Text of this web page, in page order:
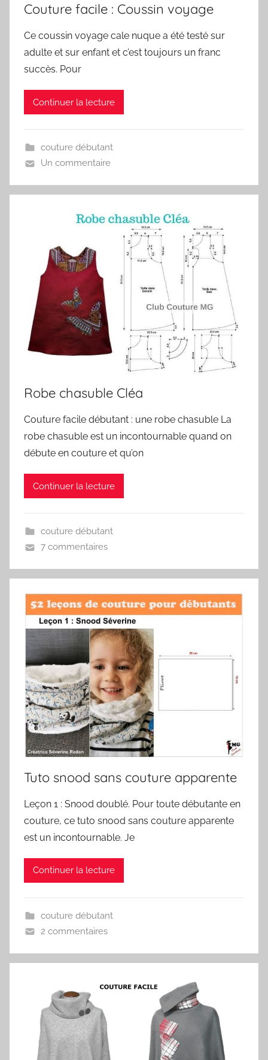
Couture facile : Coussin voyage
Ce coussin voyage cale nuque a été testé sur
adulte et sur enfant et c’est toujours un franc
succès. Pour
Continuer la lecture
couture débutant
Un commentaire
Robe chasuble Cléa
Couture facile débutant : une robe chasuble La
robe chasuble est un incontournable quand on
débute en couture et qu’on
Continuer la lecture
couture débutant
7 commentaires
Tuto snood sans couture apparente
Leçon 1 : Snood doublé. Pour toute débutante en
couture, ce tuto snood sans couture apparente
est un incontournable. Je
Continuer la lecture
couture débutant
2 commentaires